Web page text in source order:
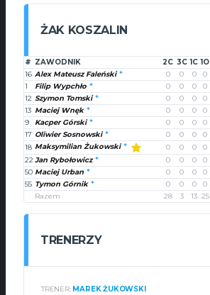
ŻAK KOSZALIN
# ZAWODNIK 2C 3C 1C 1O
16 Alex Mateusz Faleński 0 0 0 0
1
Filip Wypchło 0 0 0 0
12 Szymon Tomski 0 0 0 0
13 Maciej Wnęk 0 0 0 0
9
Kacper Górski 0 0 0 0
17 Oliwier Sosnowski 0 0 0 0
18 Maksymilian Żukowski 0 0 0 0
22Jan Rybołowicz 0 0 0 0
50 Maciej Urban 0 0 0 0
55 Tymon Górnik 0 0 0 0
Razem
28 3 13 25
TRENERZY
TRENER: MAREK ŻUKOWSKI